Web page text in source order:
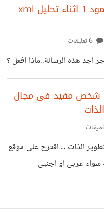
حدث خطأ في السطر 8,عمود 1 اثناء تحليل xml
اجد هذه الرسالة..ماذا افعل ؟
شخص مفيد فى مجال
الذات .. اقترح على موقع
عربى او اجنبى